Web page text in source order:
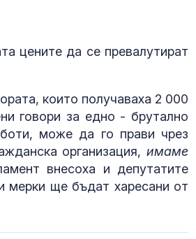
цените да се превалутират
които получаваха 2 000
говори за едно - брутално
може да го прави чрез
организация, имаме
внесоха и депутатите
мерки ще бъдат харесани от